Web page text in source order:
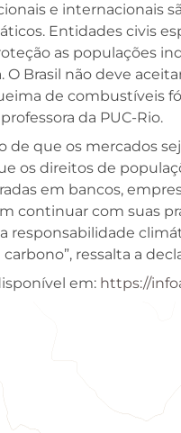
e internacionais
Entidades civis
as populações
O Brasil não deve
de combustíveis
da PUC-Rio.
de que os mercados
os direitos de
em bancos,
continuar com suas
responsabilidade
ressalta a
em: https://